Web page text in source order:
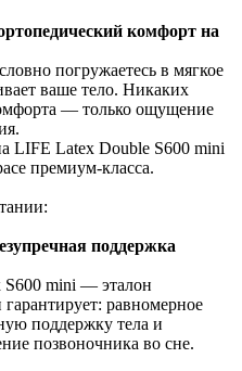
комфорт на
погружаетесь в мягкое
ваше тело. Никаких
— только ощущение
LIFE Latex Double S600 mini
премиум‑класса.
поддержка
mini — эталон
равномерное
поддержку тела и
позвоночника во сне.